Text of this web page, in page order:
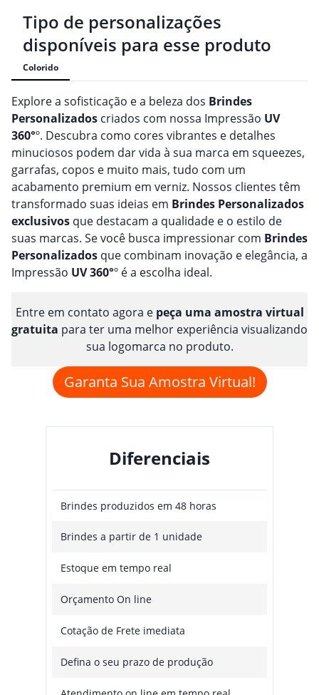
Tipo de personalizações
disponíveis para esse produto
Colorido
Explore a sofisticação e a beleza dos Brindes
Personalizados criados com nossa Impressão UV
360°º. Descubra como cores vibrantes e detalhes
minuciosos podem dar vida à sua marca em squeezes,
garrafas, copos e muito mais, tudo com um
acabamento premium em verniz. Nossos clientes têm
transformado suas ideias em Brindes Personalizados
exclusivos que destacam a qualidade e o estilo de
suas marcas. Se você busca impressionar com Brindes
Personalizados que combinam inovação e elegância, a
Impressão UV 360°º é a escolha ideal.
Entre em contato agora e peça uma amostra virtual
gratuita para ter uma melhor experiência visualizando
sua logomarca no produto.
Garanta Sua Amostra Virtual!
Diferenciais
Brindes produzidos em 48 horas
Brindes a partir de 1 unidade
Estoque em tempo real
Orçamento On line
Cotação de Frete imediata
Defina o seu prazo de produção